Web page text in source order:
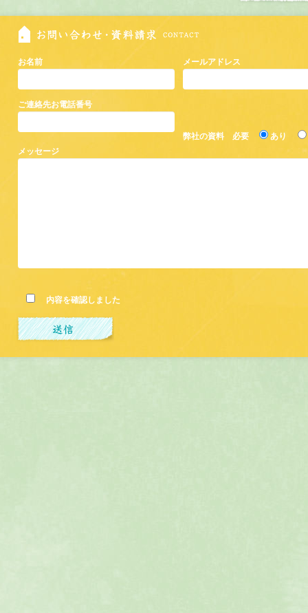
お名前
ご連絡先お電話番号
メールアドレス
弊社の資料 必要
あり
メッセージ
内容を確認しました